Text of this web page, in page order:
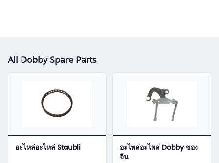
All Dobby Spare Parts
อะไหล่อะไหล่ Staubli
อะไหล่อะไหล่ Dobby ของ
จีน